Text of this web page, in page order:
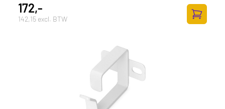
172,-
142,15 excl. BTW